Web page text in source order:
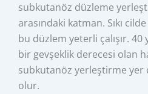
subkutanöz düzleme
arasındaki katman. Sıkı
bu düzlem yeterli çalışır.
bir gevşeklik derecesi olan
subkutanöz yerleştirme
olur.